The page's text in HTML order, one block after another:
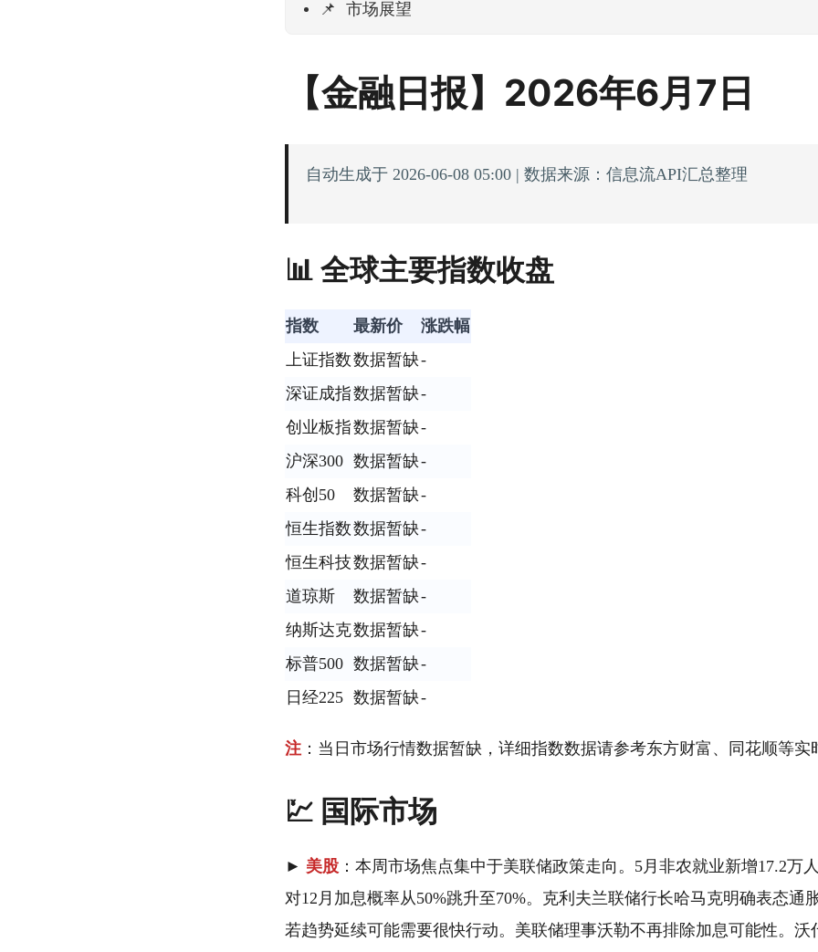
📌 市场展望
【金融日报】2026年6月7日
自动生成于 2026-06-08 05:00 | 数据来源：信息流API汇总整理
📊 全球主要指数收盘
指数 最新价
涨跌幅
上证指数数据暂缺-
深证成指数据暂缺-
创业板指数据暂缺-
沪深300 数据暂缺-
科创50
数据暂缺-
恒生指数数据暂缺-
恒生科技数据暂缺-
道琼斯
数据暂缺-
纳斯达克数据暂缺-
标普500 数据暂缺-
日经225 数据暂缺-
注 ：当日市场行情数据暂缺，详细指数数据请参考东方财富、同花顺等实
💹 国际市场
► 美股 ：本周市场焦点集中于美联储政策走向。5月非农就业新增17.2万
对12月加息概率从50%跳升至70%。克利夫兰联储行长哈马克明确表态通
若趋势延续可能需要很快行动。美联储理事沃勒不再排除加息可能性。沃